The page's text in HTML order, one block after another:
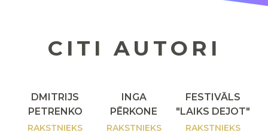
CITI AUTORI
DMITRIJS
PETRENKO
RAKSTNIEKS
INGA
PĒRKONE
RAKSTNIEKS
FESTIVĀLS
"LAIKS DEJOT"
RAKSTNIEKS